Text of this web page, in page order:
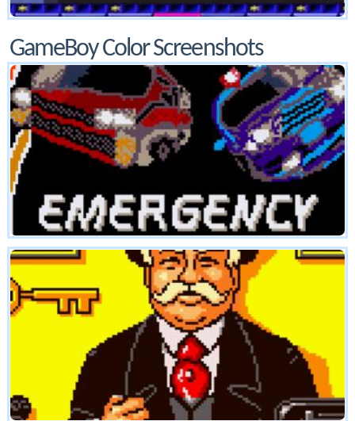
GameBoy Color Screenshots